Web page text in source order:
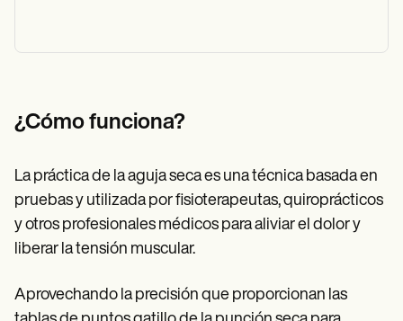
¿Cómo funciona?
La práctica de la aguja seca es una técnica basada en
pruebas y utilizada por fisioterapeutas, quiroprácticos
y otros profesionales médicos para aliviar el dolor y
liberar la tensión muscular.
Aprovechando la precisión que proporcionan las